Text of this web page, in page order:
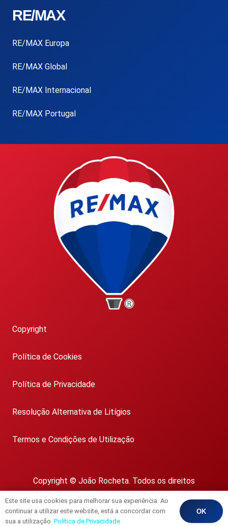
RE/MAX
RE/MAX Europa
RE/MAX Global
RE/MAX Internacional
RE/MAX Portugal
Copyright
Política de Cookies
Política de Privacidade
Resolução Alternativa de Litígios
Termos e Condições de Utilização
Copyright © João Rocheta. Todos os direitos
reservados.
AMI 1718
Este site usa cookies para melhorar sua experiência. Ao
continuar a utilizar este website, está a concordar com
sua a utilização. Política de Privacidade
OK